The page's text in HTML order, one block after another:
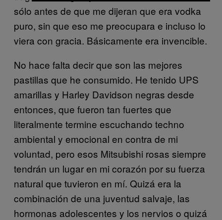
sólo antes de que me dijeran que era vodka
puro, sin que eso me preocupara e incluso lo
viera con gracia. Básicamente era invencible.
No hace falta decir que son las mejores
pastillas que he consumido. He tenido UPS
amarillas y Harley Davidson negras desde
entonces, que fueron tan fuertes que
literalmente termine escuchando techno
ambiental y emocional en contra de mi
voluntad, pero esos Mitsubishi rosas siempre
tendrán un lugar en mi corazón por su fuerza
natural que tuvieron en mí. Quizá era la
combinación de una juventud salvaje, las
hormonas adolescentes y los nervios o quizá